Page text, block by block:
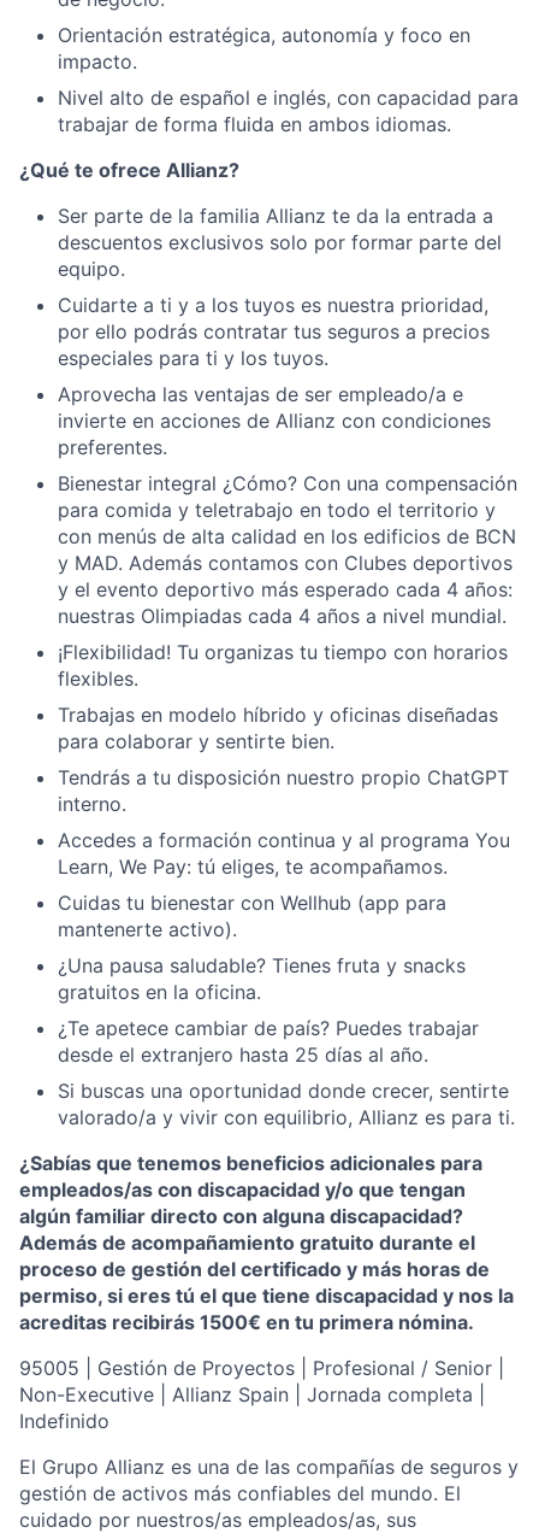
Orientación estratégica, autonomía y foco en
impacto.
Nivel alto de español e inglés, con capacidad para
trabajar de forma fluida en ambos idiomas.
¿Qué te ofrece Allianz?
Ser parte de la familia Allianz te da la entrada a
descuentos exclusivos solo por formar parte del
equipo.
Cuidarte a ti y a los tuyos es nuestra prioridad,
por ello podrás contratar tus seguros a precios
especiales para ti y los tuyos.
Aprovecha las ventajas de ser empleado/a e
invierte en acciones de Allianz con condiciones
preferentes.
Bienestar integral ¿Cómo? Con una compensación
para comida y teletrabajo en todo el territorio y
con menús de alta calidad en los edificios de BCN
y MAD. Además contamos con Clubes deportivos
y el evento deportivo más esperado cada 4 años:
nuestras Olimpiadas cada 4 años a nivel mundial.
¡Flexibilidad! Tu organizas tu tiempo con horarios
flexibles.
Trabajas en modelo híbrido y oficinas diseñadas
para colaborar y sentirte bien.
Tendrás a tu disposición nuestro propio ChatGPT
interno.
Accedes a formación continua y al programa You
Learn, We Pay: tú eliges, te acompañamos.
Cuidas tu bienestar con Wellhub (app para
mantenerte activo).
¿Una pausa saludable? Tienes fruta y snacks
gratuitos en la oficina.
¿Te apetece cambiar de país? Puedes trabajar
desde el extranjero hasta 25 días al año.
Si buscas una oportunidad donde crecer, sentirte
valorado/a y vivir con equilibrio, Allianz es para ti.
¿Sabías que tenemos beneficios adicionales para
empleados/as con discapacidad y/o que tengan
algún familiar directo con alguna discapacidad?
Además de acompañamiento gratuito durante el
proceso de gestión del certificado y más horas de
permiso, si eres tú el que tiene discapacidad y nos la
acreditas recibirás 1500€ en tu primera nómina.
95005 | Gestión de Proyectos | Profesional / Senior |
Non-Executive | Allianz Spain | Jornada completa |
Indefinido
El Grupo Allianz es una de las compañías de seguros y
gestión de activos más confiables del mundo. El
cuidado por nuestros/as empleados/as, sus